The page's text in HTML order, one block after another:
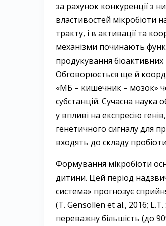
за рахунок конкуренції з
властивостей мікробіоти
тракту, і в активації та
механізми починають
продукування
Обговорюється ще й
«МБ – кишечник – мозок»
субстанцій. Сучасна наука
у впливі на експресію
генетичного сигналу для
входять до складу
Формування мікробіоти
дитини. Цей період
система» прогнозує
(T. Gensollen et al., 2016;
переважну більшість (до